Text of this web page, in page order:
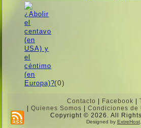
(0)
Contacto | Facebook |
| Quienes Somos | Condiciones de
Copyright © 2026. All
Designed by ExtreHost.